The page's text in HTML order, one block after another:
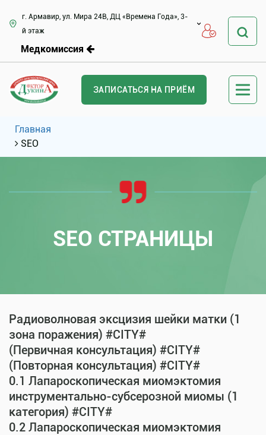
г. Армавир, ул. Мира 24В, ДЦ «Времена Года», 3-
й этаж
Медкомиссия
ЗАПИСАТЬСЯ НА ПРИЁМ
Главная
SEO
SEO СТРАНИЦЫ
Радиоволновая эксцизия шейки матки (1
зона поражения) #CITY#
(Первичная консультация) #CITY#
(Повторная консультация) #CITY#
0.1 Лапароскопическая миомэктомия
инструментально-субсерозной миомы (1
категория) #CITY#
0.2 Лапароскопическая миомэктомия